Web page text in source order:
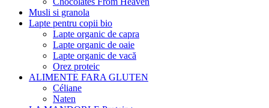
Musli si granola
Lapte pentru copii bio
Lapte organic de capra
Lapte organic de oaie
Lapte organic de vacă
Orez proteic
ALIMENTE FARA GLUTEN
Céliane
Naten